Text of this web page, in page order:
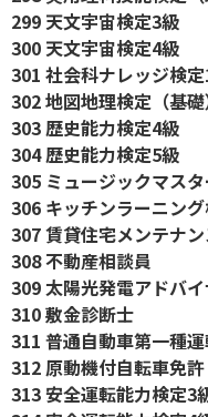
299 天文宇宙検定3級
300 天文宇宙検定4級
301 社会科ナレッジ検
302 地図地理検定（基礎
303 歴史能力検定4級
304 歴史能力検定5級
305 ミュージックマス
306 キッチンラーニン
307 賃貸住宅メンテナ
308 不動産相談員
309 太陽光発電アドバイ
310 敷金診断士
311 普通自動車第一種
312 原動機付自転車免許
313 安全運転能力検定3